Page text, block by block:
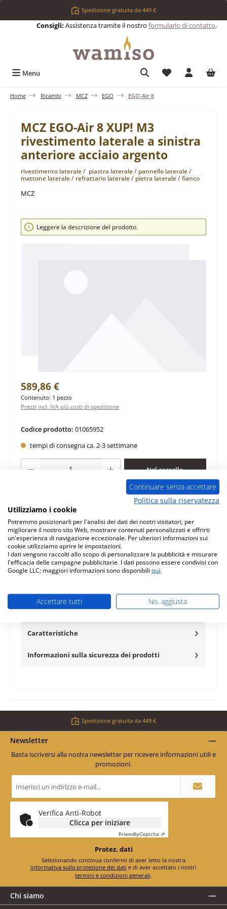
Passa al contenuto principaleSpedizione gratuita da 449 €
Consigli: Assistenza tramite il nostro formulario di contatto.
Menu Hai 0 articoli
Home Ricambi MCZ EGO EGO-Air 8
MCZ EGO-Air 8 XUP! M3
rivestimento laterale a sinistra
anteriore acciaio argento
rivestimento laterale / piastra laterale / pannello laterale /
mattone laterale / refrattario laterale / pietra laterale / fianco
MCZ
Salta la galleria di immagini
Leggere la descrizione del prodotto.
Prezzo normale:
589,86 €
Contenuto: 1 pezzo
Prezzi incl. IVA più costi di spedizione
Codice prodotto: 01065952
tempi di consegna ca. 2-3 settimane
Quantità del prodotto: inserisci la quantità desiderata o usa i pulsanti per
Nel carrello
Domanda sul prodotto
originale rivestimento laterale a sinistra anteriore acciaio
argento per stufa a pellet MCZ EGO-Air 8 XUP! M3 MCZ
EGO-Air 8…Di più
Caratteristiche
Informazioni sulla sicurezza dei prodotti
Spedizione gratuita da 449 €
Newsletter
Basta iscriversi alla nostra newsletter per ricevere informazioni utili e
promozioni.
e-
mail
*
Verifica Anti-Robot
Clicca per iniziare
FriendlyCaptcha ⇗
Protez. dati
informativa sulla protezione dei dati
termini e condizioni generali.
Chi siamo
Continuare senza accettare
Politica sulla riservatezza
Utilizziamo i cookie
Potremmo posizionarli per l'analisi dei dati dei nostri visitatori, per
migliorare il nostro sito Web, mostrare contenuti personalizzati e offrirti
un'esperienza di navigazione eccezionale. Per ulteriori informazioni sui
cookie utilizziamo aprire le impostazioni.
I dati vengono raccolti allo scopo di personalizzare la pubblicità e misurare
l'efficacia delle campagne pubblicitarie. I dati possono essere condivisi con
Google LLC; maggiori informazioni sono disponibili qui.
Accettare tutti No, aggiusta